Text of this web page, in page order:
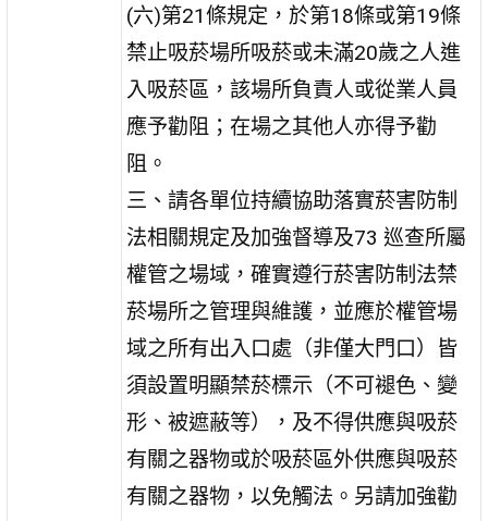
(六)第21條規定，於第18條或第19條
禁止吸菸場所吸菸或未滿20歲之人進
入吸菸區，該場所負責人或從業人員
應予勸阻；在場之其他人亦得予勸
阻。
三、請各單位持續協助落實菸害防制
法相關規定及加強督導及73 巡查所屬
權管之場域，確實遵行菸害防制法禁
菸場所之管理與維護，並應於權管場
域之所有出入口處（非僅大門口）皆
須設置明顯禁菸標示（不可褪色、變
形、被遮蔽等），及不得供應與吸菸
有關之器物或於吸菸區外供應與吸菸
有關之器物，以免觸法。另請加強勸